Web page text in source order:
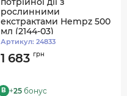
рослинними
екстрактами Hempz 500
мл (2144-03)
Артикул: 24833
1 683 грн
B +25 бонус